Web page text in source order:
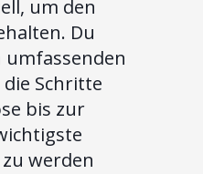
um den
Du
Schritte
bis zur
werden